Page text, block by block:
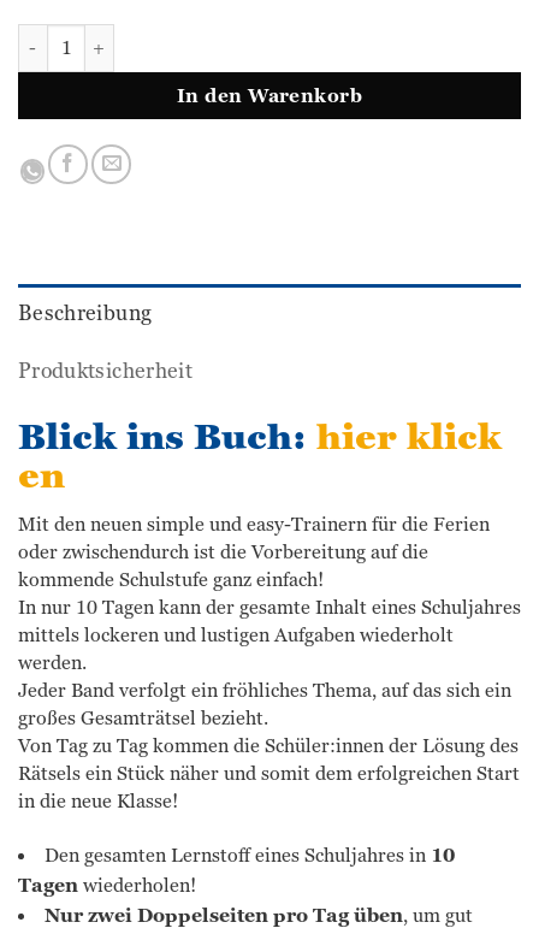
simple & easy - Deutsch 2 (in 10 Tagen fit fürs nächste
In den Warenkorb
Beschreibung
Produktsicherheit
Blick ins Buch: hier klick
en
Mit den neuen simple und easy-Trainern für die Ferien
oder zwischendurch ist die Vorbereitung auf die
kommende Schulstufe ganz einfach!
In nur 10 Tagen kann der gesamte Inhalt eines Schuljahres
mittels lockeren und lustigen Aufgaben wiederholt
werden.
Jeder Band verfolgt ein fröhliches Thema, auf das sich ein
großes Gesamträtsel bezieht.
Von Tag zu Tag kommen die Schüler:innen der Lösung des
Rätsels ein Stück näher und somit dem erfolgreichen Start
in die neue Klasse!
Den gesamten Lernstoff eines Schuljahres in 10
Tagenwiederholen!
Nur zwei Doppelseiten pro Tag üben, um gut